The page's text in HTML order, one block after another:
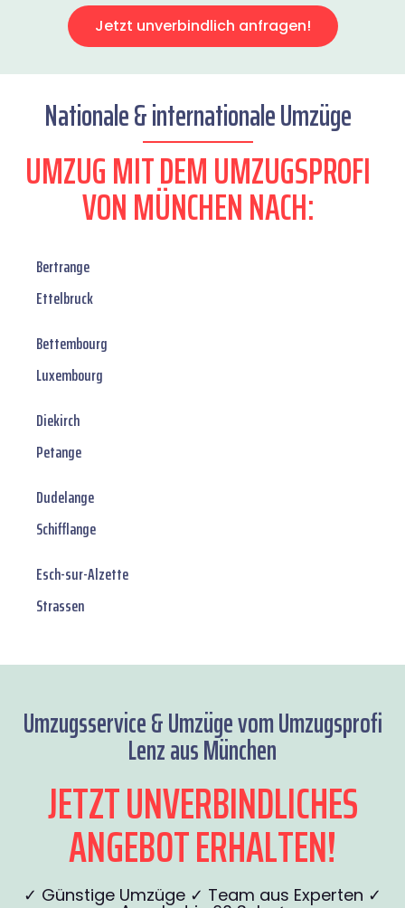
Jetzt unverbindlich anfragen!
Nationale & internationale Umzüge
UMZUG MIT DEM UMZUGSPROFI
VON MÜNCHEN NACH:
Bertrange
Ettelbruck
Bettembourg
Luxembourg
Diekirch
Petange
Dudelange
Schifflange
Esch-sur-Alzette
Strassen
Umzugsservice & Umzüge vom Umzugsprofi
Lenz aus München
JETZT UNVERBINDLICHES
ANGEBOT ERHALTEN!
✓ Günstige Umzüge ✓ Team aus Experten ✓